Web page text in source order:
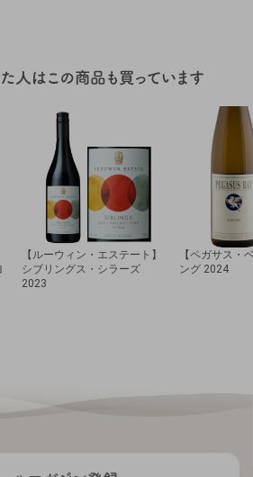
【ルーウィン・エステート】
シブリングス・シラーズ
2023
【ペガサス・
ング 2024